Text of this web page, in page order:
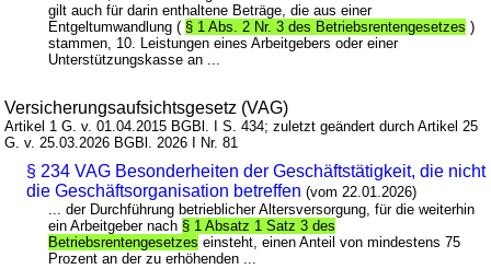
gilt auch für darin enthaltene Beträge, die aus einer
Entgeltumwandlung ( § 1 Abs. 2 Nr. 3 des Betriebsrentengesetzes )
stammen, 10. Leistungen eines Arbeitgebers oder einer
Unterstützungskasse an ...
Versicherungsaufsichtsgesetz (VAG)
Artikel 1 G. v. 01.04.2015 BGBl. I S. 434; zuletzt geändert durch Artikel 25
G. v. 25.03.2026 BGBl. 2026 I Nr. 81
§ 234 VAG Besonderheiten der Geschäftstätigkeit, die nicht
die Geschäftsorganisation betreffen (vom 22.01.2026)
... der Durchführung betrieblicher Altersversorgung, für die weiterhin
ein Arbeitgeber nach § 1 Absatz 1 Satz 3 des
Betriebsrentengesetzes einsteht, einen Anteil von mindestens 75
Prozent an der zu erhöhenden ...